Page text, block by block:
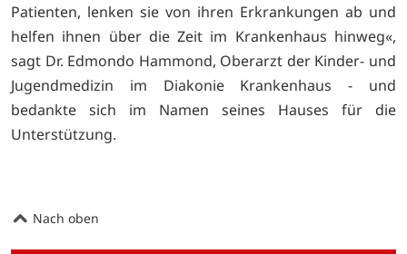
Patienten, lenken sie von ihren Erkrankungen ab und
helfen ihnen über die Zeit im Krankenhaus hinweg«,
sagt Dr. Edmondo Hammond, Oberarzt der Kinder- und
Jugendmedizin im Diakonie Krankenhaus - und
bedankte sich im Namen seines Hauses für die
Unterstützung.
Nach oben